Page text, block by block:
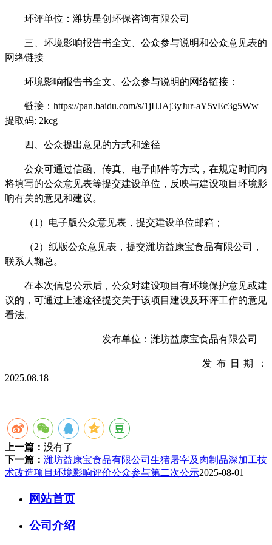
环评单位：潍坊星创环保咨询有限公司
三、环境影响报告书全文、公众参与说明和公众意见表的
网络链接
环境影响报告书全文、公众参与说明的网络链接：
链接： https://pan.baidu.com/s/1jHJAj3yJur-aY5vEc3g5Ww
提取码: 2kcg
四、公众提出意见的方式和途径
公众可通过信函、传真、电子邮件等方式，在规定时间内
将填写的公众意见表等提交建设单位，反映与建设项目环境影
响有关的意见和建议。
（1 ）电子版公众意见表，提交建设单位邮箱；
（2）纸版公众意见表，提交潍坊益康宝食品有限公司
，
联系人 鞠总 。
在本次信息公示后，公众对建设项目有环境保护意见或建
议的，可通过上述途径提交关于该项目建设及环评工作的意见
看法。
发布单位： 潍坊益康宝食品有限公司
发布日期：
2025.08.18
上一篇： 没有了
下一篇： 潍坊益康宝食品有限公司生猪屠宰及肉制品深加工技
术改造项目环境影响评价公众参与第二次公示2025-08-01
网站首页
公司介绍